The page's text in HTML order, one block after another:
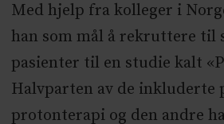
Med hjelp fra kolleger i
han som mål å rekruttere til
pasienter til en studie kalt
Halvparten av de inkluderte
protonterapi og den andre